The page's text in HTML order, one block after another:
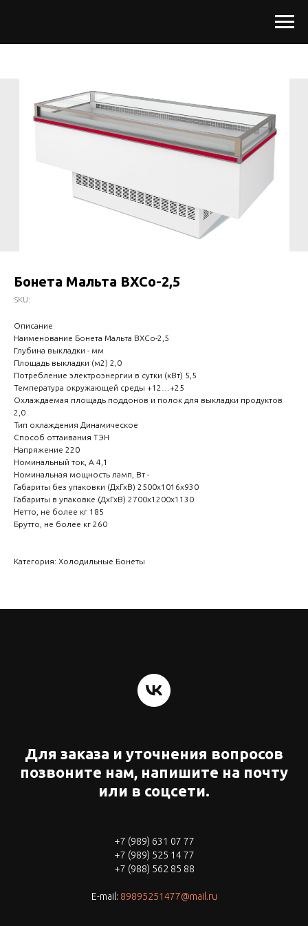
Бонета Мальта ВХСо-2,5
SKU:
Описание
Наименование Бонета Мальта ВХСо-2,5
Глубина выкладки - мм
Площадь выкладки (м2) 2,0
Потребление электроэнергии в сутки (кВт) 5,5
Температура окружающей среды +12…+25
Охлаждаемая площадь поддонов и полок для выкладки продуктов
2,0
Тип охлаждения Динамическое
Способ оттаивания ТЭН
Напряжение 220
Номинальный ток, A 4,1
Номинальная мощность ламп, Вт -
Габариты без упаковки (ДхГхВ) 2500х1016х930
Габариты в упаковке (ДхГхВ) 2700х1200х1130
Нетто, не более кг 185
Брутто, не более кг 260
Категория: Холодильные Бонеты
Для заказа и уточнения вопросов
позвоните нам, напишите на почту
или в соцсети.
+7 (989) 631 07 77
+7 (989) 525 14 77
+7 (988) 562 85 88
E-mail: 89895251477@mail.ru